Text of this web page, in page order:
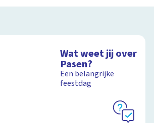
Wat weet jij over
Pasen?
Een belangrijke
feestdag